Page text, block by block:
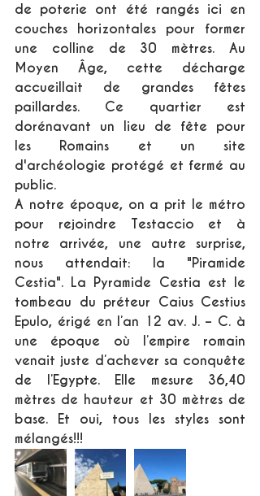
de poterie ont été rangés ici en
couches horizontales pour former
une colline de 30 mètres. Au
Moyen Âge, cette décharge
accueillait de grandes fêtes
paillardes. Ce quartier est
dorénavant un lieu de fête pour
les Romains et un site
d'archéologie protégé et fermé au
public.
A notre époque, on a prit le métro
pour rejoindre Testaccio et à
notre arrivée, une autre surprise,
nous attendait: la "Piramide
Cestia". La Pyramide Cestia est le
tombeau du préteur Caius Cestius
Epulo, érigé en l’an 12 av. J. – C. à
une époque où l’empire romain
venait juste d’achever sa conquête
de l’Egypte. Elle mesure 36,40
mètres de hauteur et 30 mètres de
base. Et oui, tous les styles sont
mélangés!!!